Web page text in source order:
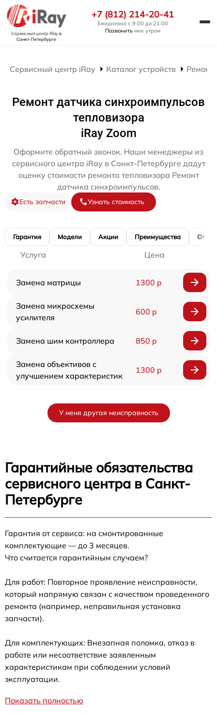
Сервисный центр iRayв
Санкт-Петербурге
+7 (812) 214-20-41
Ежедневно с 9:00 до 21:00
Позвонить мне утром
Сервисный центр iRay Каталог устройств Ремонт
Ремонт датчика синхроимпульсов
тепловизора
iRay Zoom
Оформите обратный звонок. Наши менеджеры из
сервисного центра iRay в Санкт-Петербурге дадут
оценку стоимости ремонта тепловизора Ремонт
датчика синхроимпульсов.
Есть запчасти Узнать стоимость
Гарантия Модели Акции Преимущества
Услуга Цена
Замена матрицы 1300 р
Замена микросхемы
усилителя
600 р
Замена шим контроллера 850 р
Замена объективов с
улучшением характеристик
1300 р
У меня другая неисправность
Гарантийные обязательства
сервисного центра в Санкт-
Петербурге
Гарантия от сервиса: на смонтированные
комплектующие — до 3 месяцев.
Что считается гарантийным случаем?
Для работ: Повторное проявление неисправности,
который напрямую связан с качеством проведенного
ремонта (например, неправильная установка
запчасти).
Для комплектующих: Внезапная поломка, отказ в
работе или несоответствие заявленным
характеристикам при соблюдении условий
эксплуатации.
Показать полностью